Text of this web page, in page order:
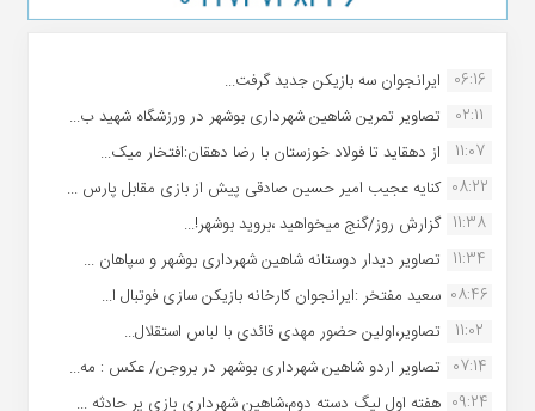
06:16 ایرانجوان سه بازیکن جدید گرفت...
02:11
تصاویر تمرین شاهین شهردارى بوشهر در ورزشگاه شهید ب...
11:07
از دهقاید تا فولاد خوزستان با رضا دهقان:افتخار میک...
08:22 کنایه عجیب امیر حسین صادقی پیش از بازی مقابل پارس ...
11:38 گزارش روز/گنج میخواهید ،بروید بوشهر!...
11:34 تصاویر دیدار دوستانه شاهین شهردارى بوشهر و سپاهان ...
08:46 سعید مفتخر :ایرانجوان کارخانه بازیکن سازی فوتبال ا...
11:02
تصاویر،اولین حضور مهدی قائدی با لباس استقلال...
07:14 تصاویر اردو شاهین شهرداری بوشهر در بروجن/ عکس : مه...
09:24 هفته اول لیگ دسته دوم،شاهین شهرداری بازی پر حادثه ...